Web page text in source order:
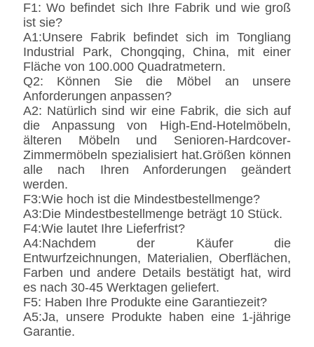
F1: Wo befindet sich Ihre Fabrik und wie groß
ist sie?
A1:Unsere Fabrik befindet sich im Tongliang
Industrial Park, Chongqing, China, mit einer
Fläche von 100.000 Quadratmetern.
Q2: Können Sie die Möbel an unsere
Anforderungen anpassen?
A2: Natürlich sind wir eine Fabrik, die sich auf
die Anpassung von High-End-Hotelmöbeln,
älteren Möbeln und Senioren-Hardcover-
Zimmermöbeln spezialisiert hat.Größen können
alle nach Ihren Anforderungen geändert
werden.
F3:Wie hoch ist die Mindestbestellmenge?
A3:Die Mindestbestellmenge beträgt 10 Stück.
F4:Wie lautet Ihre Lieferfrist?
A4:Nachdem der Käufer die
Entwurfzeichnungen, Materialien, Oberflächen,
Farben und andere Details bestätigt hat, wird
es nach 30-45 Werktagen geliefert.
F5: Haben Ihre Produkte eine Garantiezeit?
A5:Ja, unsere Produkte haben eine 1-jährige
Garantie.